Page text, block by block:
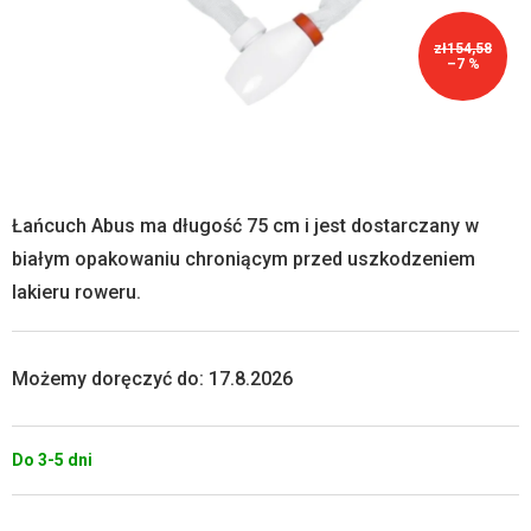
zł154,58
–7 %
Do 3-5 dni
Możemy doręczyć do: 17.8.2026
Łańcuch Abus ma długość 75 cm i jest dostarczany w
białym opakowaniu chroniącym przed uszkodzeniem
lakieru roweru.